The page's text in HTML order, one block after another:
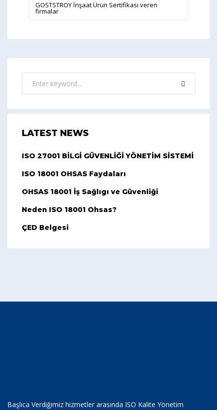
GOSTSTROY İnşaat Ürün Sertifikası veren
firmalar
LATEST NEWS
ISO 27001 BİLGİ GÜVENLİĞİ YÖNETİM SİSTEMİ
ISO 18001 OHSAS Faydaları
OHSAS 18001 İş Sağlıgı ve Güvenliği
Neden ISO 18001 Ohsas?
ÇED Belgesi
Başlıca Verdiğimiz hizmetler arasında ISO Kalite Yönetim